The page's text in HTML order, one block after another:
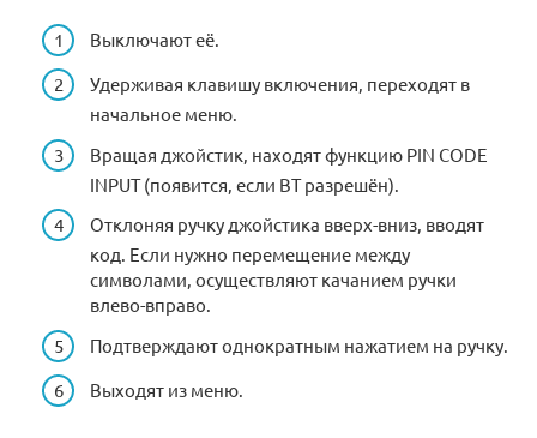
Выключают её.
Удерживая клавишу включения, переходят в
начальное меню.
Вращая джойстик, находят функцию PIN CODE
INPUT (появится, если BT разрешён).
Отклоняя ручку джойстика вверх-вниз, вводят
код. Если нужно перемещение между
символами, осуществляют качанием ручки
влево-вправо.
Подтверждают однократным нажатием на ручку.
Выходят из меню.